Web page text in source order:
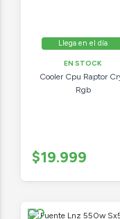
Llega en el día
EN STOCK
Cooler Cpu Raptor
Rgb
$19.999